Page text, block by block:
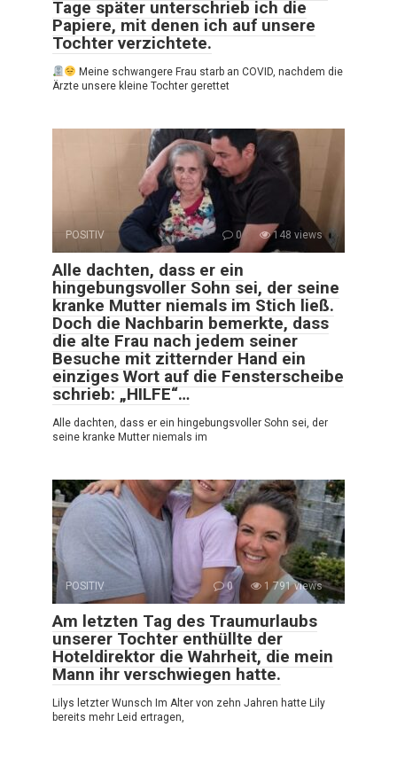
Tage später unterschrieb ich die
Papiere, mit denen ich auf unsere
Tochter verzichtete.
Meine schwangere Frau starb an COVID, nachdem die
Ärzte unsere kleine Tochter gerettet
POSITIV 0 148 views
Alle dachten, dass er ein
hingebungsvoller Sohn sei, der seine
kranke Mutter niemals im Stich ließ.
Doch die Nachbarin bemerkte, dass
die alte Frau nach jedem seiner
Besuche mit zitternder Hand ein
einziges Wort auf die Fensterscheibe
schrieb: „HILFE“…
Alle dachten, dass er ein hingebungsvoller Sohn sei, der
seine kranke Mutter niemals im
POSITIV 0 1 791 views
Am letzten Tag des Traumurlaubs
unserer Tochter enthüllte der
Hoteldirektor die Wahrheit, die mein
Mann ihr verschwiegen hatte.
Lilys letzter Wunsch Im Alter von zehn Jahren hatte Lily
bereits mehr Leid ertragen,